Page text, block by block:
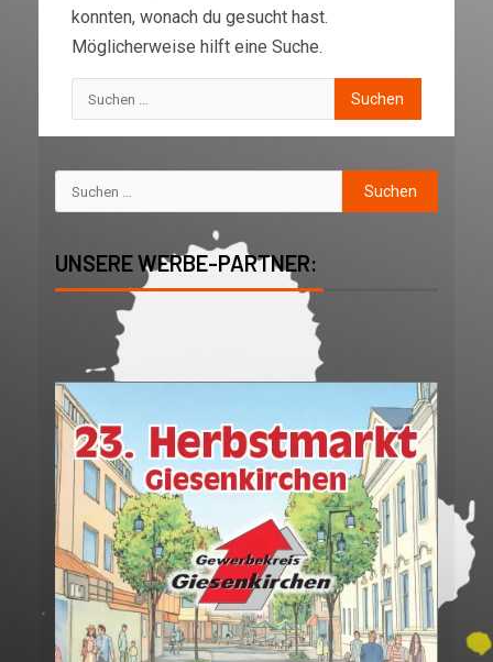
konnten, wonach du gesucht hast.
Möglicherweise hilft eine Suche.
UNSERE WERBE-PARTNER: